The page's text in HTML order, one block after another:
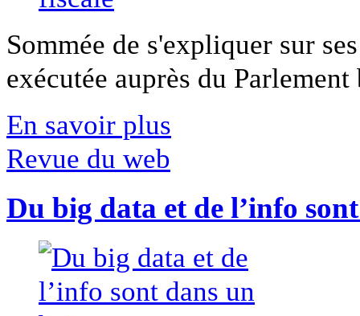
Sommée de s'expliquer sur
exécutée auprès du
En savoir plus
Revue du web
Du big data et de l’info